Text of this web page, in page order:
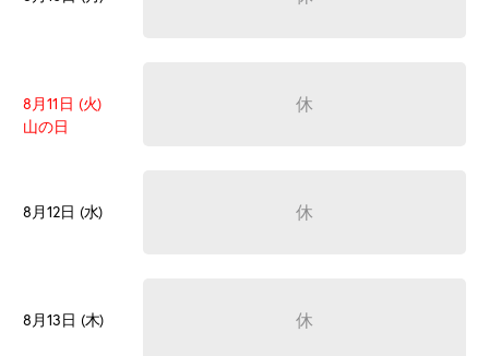
8月11日 (火)
山の日
休
8月12日 (水) 休
8月13日 (木) 休